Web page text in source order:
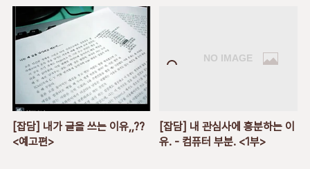
[잡담] 내가 글을 쓰는 이유,,??
<예고편>
[잡담] 내 관심사에 흥분하는 이
유. - 컴퓨터 부분. <1부>